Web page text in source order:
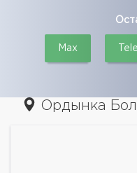
Max
Ордынка